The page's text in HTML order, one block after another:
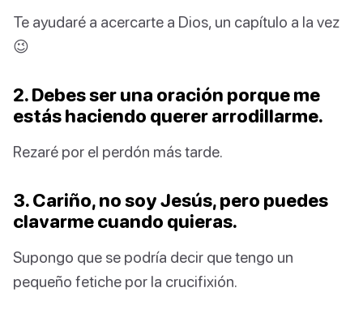
Te ayudaré a acercarte a Dios, un capítulo a la vez
😉
2. Debes ser una oración porque me
estás haciendo querer arrodillarme.
Rezaré por el perdón más tarde.
3. Cariño, no soy Jesús, pero puedes
clavarme cuando quieras.
Supongo que se podría decir que tengo un
pequeño fetiche por la crucifixión.